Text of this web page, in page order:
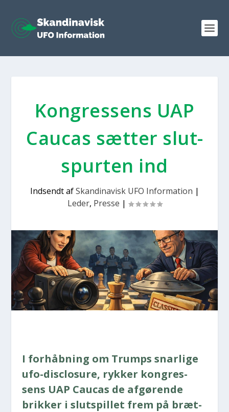
Kon­gres­sens UAP
Caucas sæt­ter slut­
spur­ten ind
Indsendt afSkandinavisk UFO Information |
Leder, Presse |
I for­håb­ning om Trumps snar­li­ge
ufo-disclo­su­re, ryk­ker kon­gres­
sens UAP Caucas de afgø­ren­de
brik­ker i slut­spil­let frem på bræt­